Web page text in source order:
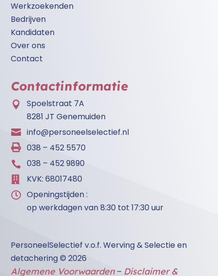
Werkzoekenden
Bedrijven
Kandidaten
Over ons
Contact
Contactinformatie

Spoelstraat 7A
8281 JT Genemuiden
 info@personeelselectief.nl
 038 – 452 5570
 038 – 452 9890
 KVK: 68017480
 Openingstijden :
op werkdagen van 8:30 tot 17:30 uur
PersoneelSelectief v.o.f. Werving & Selectie en
detachering​ © 2026
Algemene Voorwaarden – Disclaimer &